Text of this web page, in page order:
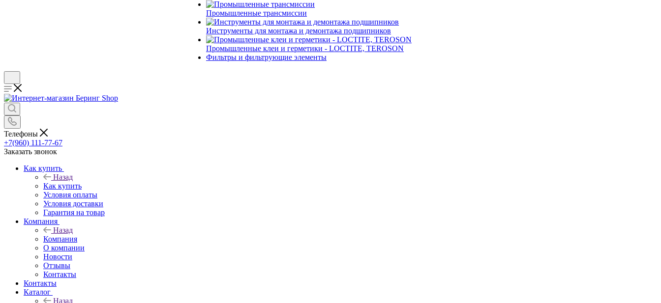
Промышленные трансмиссии
Инструменты для монтажа и демонтажа подшипников
Промышленные клеи и герметики - LOCTITE, TEROSON
Фильтры и фильтрующие элементы
Телефоны
+7(960) 111-77-67
Заказать звонок
Как купить
Назад
Как купить
Условия оплаты
Условия доставки
Гарантия на товар
Компания
Назад
Компания
О компании
Новости
Отзывы
Контакты
Контакты
Каталог
Назад